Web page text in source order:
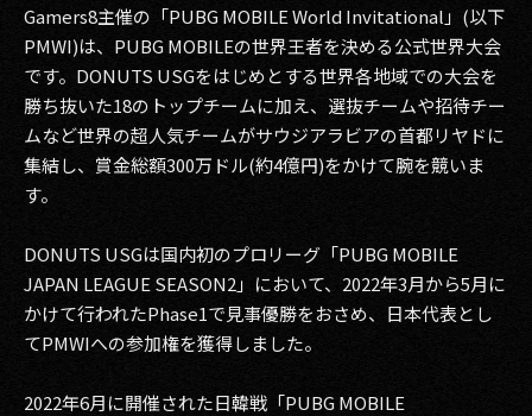
2019
2018
2017
2016
2014
2013
Gamers8主催の「PUBG MOBILE World Invitational」(以下
PMWI)は、PUBG MOBILEの世界王者を決める公式世界大会
です。DONUTS USGをはじめとする世界各地域での大会を
勝ち抜いた18のトップチームに加え、選抜チームや招待チー
ムなど世界の超人気チームがサウジアラビアの首都リヤドに
集結し、賞金総額300万ドル(約4億円)をかけて腕を競いま
す。
DONUTS USGは国内初のプロリーグ「PUBG MOBILE
JAPAN LEAGUE SEASON2」において、2022年3月から5月に
かけて行われたPhase1で見事優勝をおさめ、日本代表とし
てPMWIへの参加権を獲得しました。
2022年6月に開催された日韓戦「PUBG MOBILE